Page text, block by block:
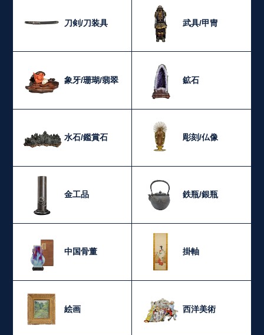
刀剣/刀装具 武具/甲冑
象牙/珊瑚/翡翠 鉱石
水石/鑑賞石 彫刻/仏像
金工品 鉄瓶/銀瓶
中国骨董 掛軸
絵画 西洋美術